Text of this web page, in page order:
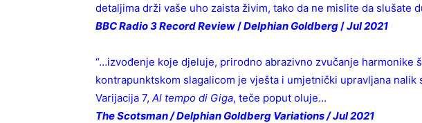
detaljima drži vaše uho zaista živim, tako da ne mislite da
BBC Radio 3 Record Review /Delphian Goldberg /Jul 2021
“…izvođenje koje djeluje, prirodno abrazivno zvučanje harmonike
kontrapunktskom slagalicom je vješta i umjetnički upravljana
Varijacija 7, Al tempo di Giga, teče poput oluje…
The Scotsman / Delphian Goldberg Variations / Jul 2021